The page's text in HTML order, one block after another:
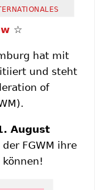
☆
hat mit
und steht
of
August
FGWM ihre